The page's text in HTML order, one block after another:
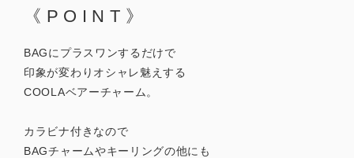
《POINT》
BAGにプラスワンするだけで
印象が変わりオシャレ魅えする
COOLAベアーチャーム。
カラビナ付きなので
BAGチャームやキーリングの他にも